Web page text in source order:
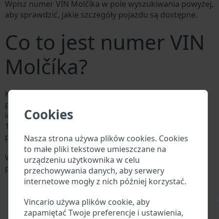
Cookies
Nasza strona używa plików cookies. Cookies
to małe pliki tekstowe umieszczane na
urządzeniu użytkownika w celu
przechowywania danych, aby serwery
internetowe mogły z nich później korzystać.
Vincario używa plików cookie, aby
zapamiętać Twoje preferencje i ustawienia,
Wpisz numer VIN Molčíka w pole wyszukiwania powyżej,
aby sprawdzić, jakie szczegóły pojazdu są dostępne.
Co to jest numer VIN
Molčíka?
Każdy producent Molčíka przypisuje każdemu
pojazdowi unikalny identyfikator zwany numerem
identyfikacyjnym pojazdu (VIN). Numer VIN składa się z
17 cyfr i składa się z liter i cyfr zawierających
podstawowe informacje o pojeździe.
Wszystkie bazy danych w branży motoryzacyjnej
przeszukują VIN:
Baza danych producenta Molčíka
Baza danych importerów/eksporterów Molčíka
Baza danych dealerów Molčíka
Baza danych warsztatów Molčíka i dostawców